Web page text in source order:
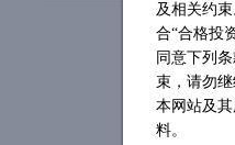
及相关约
合“合格投
同意下列
束，请勿
本网站及
料。